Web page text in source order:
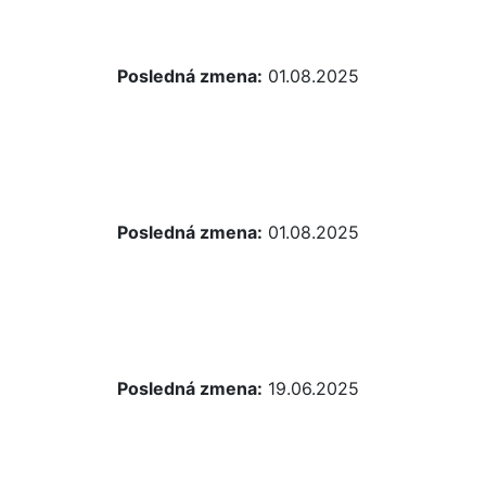
Posledná zmena: 01.08.2025
Posledná zmena: 01.08.2025
Posledná zmena: 19.06.2025